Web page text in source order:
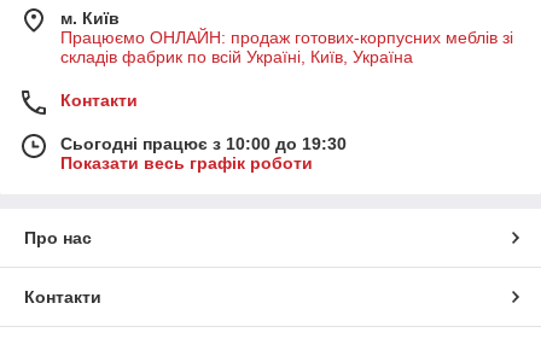
м. Київ
Працюємо ОНЛАЙН: продаж готових-корпусних меблів зі
складів фабрик по всій Україні, Київ, Україна
Контакти
Сьогодні працює з 10:00 до 19:30
Показати весь графік роботи
Про нас
Контакти